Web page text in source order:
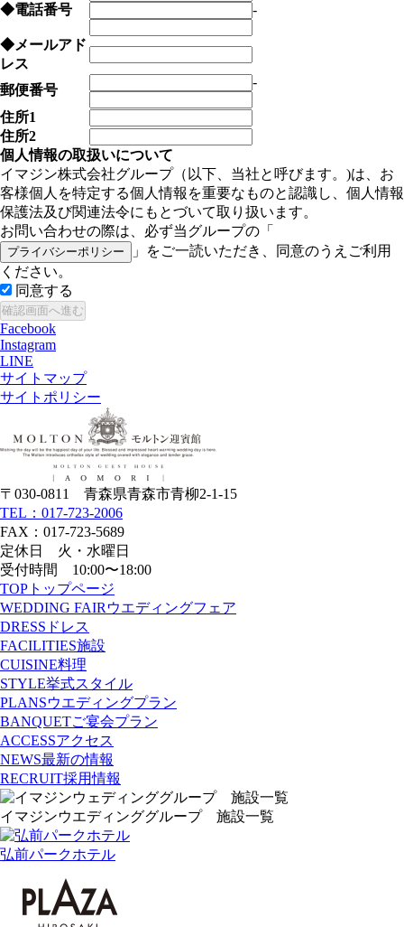
◆電話番号 -
◆メールアド
レス
郵便番号
-
住所1
住所2
個人情報の取扱いについて
イマジン株式会社グループ（以下、当社と呼びます。)は、お
客様個人を特定する個人情報を重要なものと認識し、個人情報
保護法及び関連法令にもとづいて取り扱います。
お問い合わせの際は、必ず当グループの「
プライバシーポリシー
」をご一読いただき、同意のうえご利用
ください。
同意する
Facebook
Instagram
LINE
サイトマップ
サイトポリシー
〒030-0811 青森県青森市青柳2-1-15
TEL：017-723-2006
FAX：017-723-5689
定休日 火・水曜日
受付時間 10:00〜18:00
TOP トップページ
WEDDING FAIR ウエディングフェア
DRESS ドレス
FACILITIES施設
CUISINE料理
STYLE挙式スタイル
PLANSウエディングプラン
BANQUETご宴会プラン
ACCESSアクセス
NEWS最新の情報
RECRUIT採用情報
イマジンウエディンググループ 施設一覧
弘前パークホテル